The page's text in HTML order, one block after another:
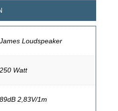
James Loudspeaker
250 Watt
89dB 2,83V/1m